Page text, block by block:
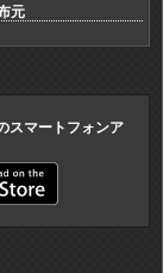
元
スマートフォンア